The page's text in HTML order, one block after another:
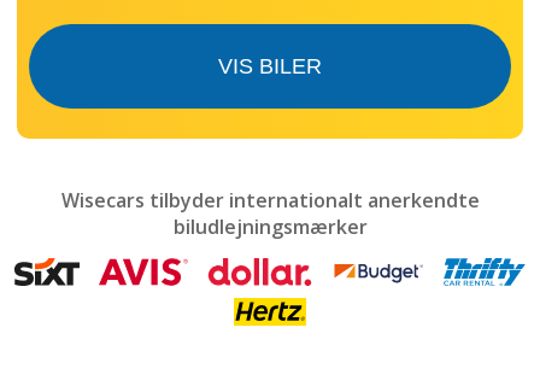
and
mark
get
the
VIS BILER
Wisecars tilbyder internationalt anerkendte
biludlejningsmærker